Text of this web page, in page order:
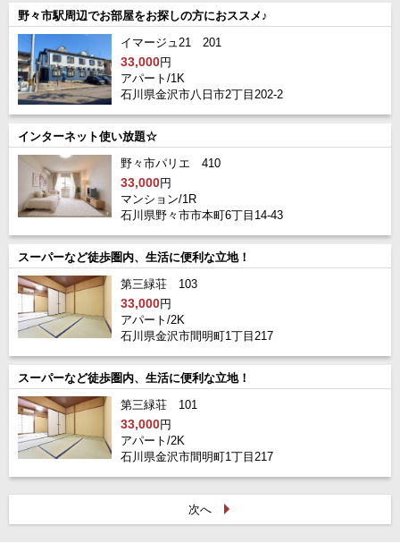
野々市駅周辺でお部屋をお探しの方におススメ♪
イマージュ21 201
33,000円
アパート/1K
石川県金沢市八日市2丁目202-2
インターネット使い放題☆
野々市パリエ 410
33,000円
マンション/1R
石川県野々市市本町6丁目14-43
スーパーなど徒歩圏内、生活に便利な立地！
第三緑荘 103
33,000円
アパート/2K
石川県金沢市間明町1丁目217
スーパーなど徒歩圏内、生活に便利な立地！
第三緑荘 101
33,000円
アパート/2K
石川県金沢市間明町1丁目217
次へ